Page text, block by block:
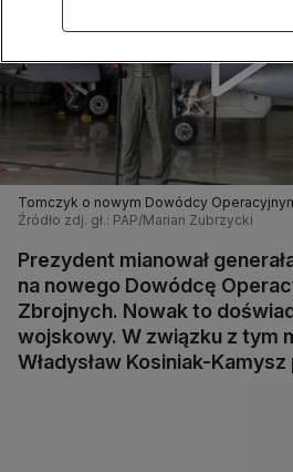
Tomczyk o nowym Dowódcy
Źródło zdj. gł.: PAP/Marian Zubrzycki
Prezydent mianował
na nowego Dowódcę
Zbrojnych. Nowak to
wojskowy. W związku z tym
Władysław Kosiniak-